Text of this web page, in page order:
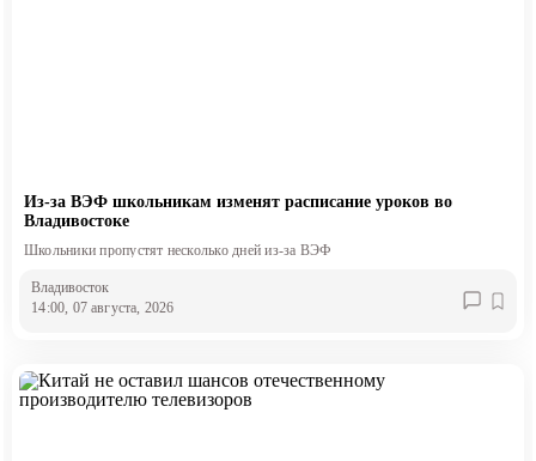
Из-за ВЭФ школьникам изменят расписание уроков во
Владивостоке
Школьники пропустят несколько дней из-за ВЭФ
Владивосток
14:00, 07 августа, 2026